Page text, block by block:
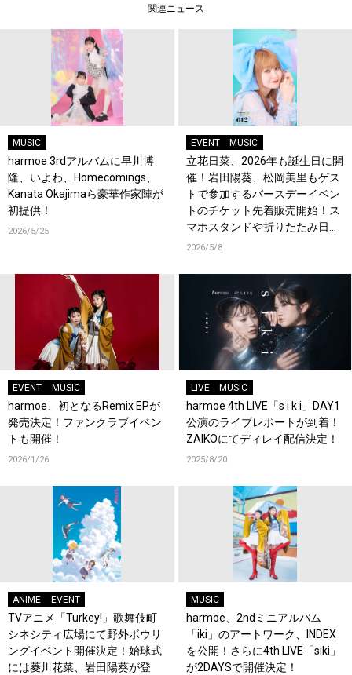
関連ニュース
MUSIC
harmoe 3rdアルバムに早川博
隆、いよわ、Homecomings、
Kanata Okajimaら豪華作家陣が
初提供！
2026/5/25
EVENT MUSIC
立花日菜、2026年も誕生日に開
催！岩田陽葵、松岡美里もゲス
トで参加するバースデーイベン
トのチケット先着販売開始！ス
マホスタンドや折りたたみ日傘
などオリジナルグッズ販売決
2026/5/8
EVENT MUSIC
harmoe、初となるRemix EPが
発売決定！ファンクラブイベン
トも開催！
2026/1/26
LIVE MUSIC
harmoe 4th LIVE「s i k i」DAY1
公演のライブレポートが到着！
ZAIKOにてディレイ配信決定！
2025/8/20
ANIME EVENT
TVアニメ「Turkey!」歌舞伎町
シネシティ広場にて野外ボウリ
ングイベント開催決定！始球式
には菱川花菜、岩田陽葵が登
MUSIC
harmoe、2ndミニアルバム
「iki」のアートワーク、INDEX
を公開！さらに4th LIVE「siki」
が2DAYSで開催決定！